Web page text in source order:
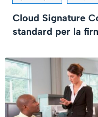
Cloud Signature
standard per la